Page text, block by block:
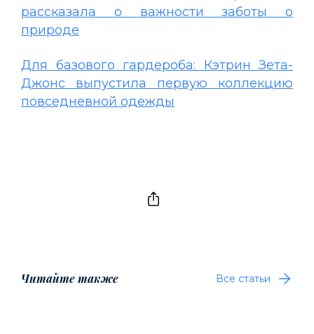
рассказала о важности заботы о
природе
Для базового гардероба: Кэтрин Зета-
Джонс выпустила первую коллекцию
повседневной одежды
Читайте также Все статьи